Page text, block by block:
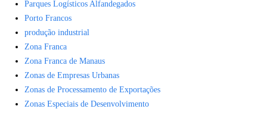
Parques Logísticos Alfandegados
Porto Francos
produção industrial
Zona Franca
Zona Franca de Manaus
Zonas de Empresas Urbanas
Zonas de Processamento de Exportações
Zonas Especiais de Desenvolvimento